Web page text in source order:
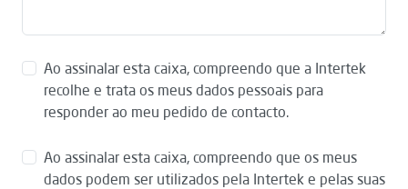
Ao assinalar esta caixa, compreendo que a Intertek
recolhe e trata os meus dados pessoais para
responder ao meu pedido de contacto.
Ao assinalar esta caixa, compreendo que os meus
dados podem ser utilizados pela Intertek e pelas suas